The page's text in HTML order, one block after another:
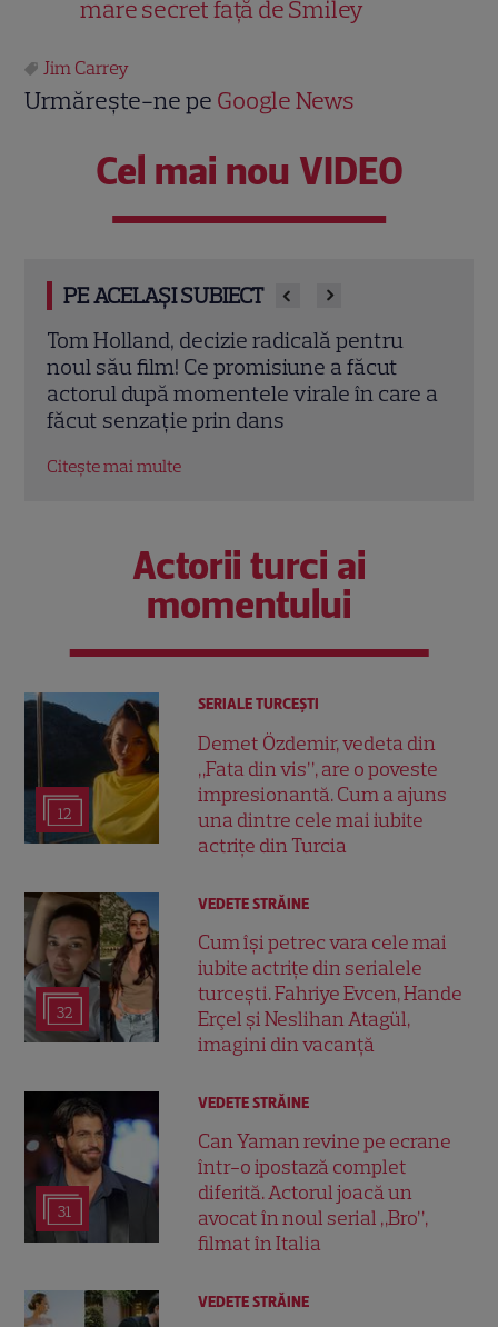
mare secret față de Smiley
Jim Carrey
Urmărește-ne pe Google News
Cel mai nou VIDEO
PE ACELAȘI SUBIECT
Scarlett Johansson și Kristin Scott
Thomas, din nou mamă și fiică pe ecran
în „My Mother's Wedding”. Când apare
filmul pe SkyShowtime
Citește mai multe
Actorii turci ai
momentului
12
SERIALE TURCEŞTI
Demet Özdemir, vedeta din
„Fata din vis”, are o poveste
impresionantă. Cum a ajuns
una dintre cele mai iubite
actrițe din Turcia
32
VEDETE STRĂINE
Cum își petrec vara cele mai
iubite actrițe din serialele
turcești. Fahriye Evcen, Hande
Erçel și Neslihan Atagül,
imagini din vacanță
31
VEDETE STRĂINE
Can Yaman revine pe ecrane
într-o ipostază complet
diferită. Actorul joacă un
avocat în noul serial „Bro”,
filmat în Italia
VEDETE STRĂINE